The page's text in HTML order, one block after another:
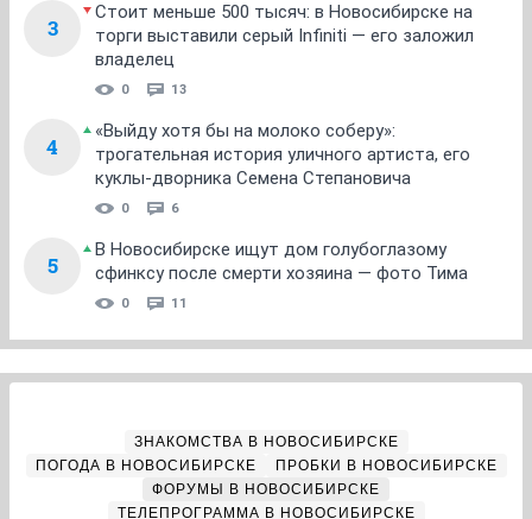
3
Стоит меньше 500 тысяч: в Новосибирске на
торги выставили серый Infiniti — его заложил
владелец
0 13
4
«Выйду хотя бы на молоко соберу»:
трогательная история уличного артиста, его
куклы-дворника Семена Степановича
0 6
5
В Новосибирске ищут дом голубоглазому
сфинксу после смерти хозяина — фото Тима
0 11
ЗНАКОМСТВА В НОВОСИБИРСКЕ
ПОГОДА В НОВОСИБИРСКЕ
ПРОБКИ В НОВОСИБИРСКЕ
ФОРУМЫ В НОВОСИБИРСКЕ
ТЕЛЕПРОГРАММА В НОВОСИБИРСКЕ